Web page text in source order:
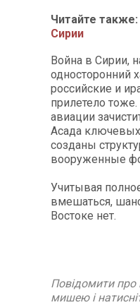
Читайте также:
Сирии
Война в Сирии,
односторонний
российские и
прилетело
авиации
Асада
созданы
вооруженные
Учитывая
вмешаться,
Востоке нет.
Повідомити про
мишею і